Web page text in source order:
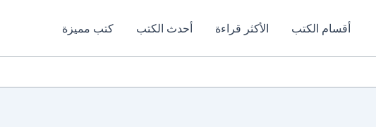
أقسام الكتب الأكثر قراءة أحدث الكتب كتب مميزة